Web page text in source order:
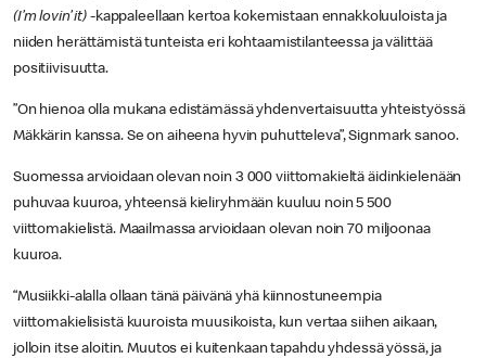
(I’m lovin’ it) -kappaleellaan kertoa kokemistaan ennakkoluuloista ja
niiden herättämistä tunteista eri kohtaamistilanteessa ja välittää
positiivisuutta.
”On hienoa olla mukana edistämässä yhdenvertaisuutta yhteistyössä
Mäkkärin kanssa. Se on aiheena hyvin puhutteleva”, Signmark sanoo.
Suomessa arvioidaan olevan noin 3 000 viittomakieltä äidinkielenään
puhuvaa kuuroa, yhteensä kieliryhmään kuuluu noin 5 500
viittomakielistä. Maailmassa arvioidaan olevan noin 70 miljoonaa
kuuroa.
“Musiikki-alalla ollaan tänä päivänä yhä kiinnostuneempia
viittomakielisistä kuuroista muusikoista, kun vertaa siihen aikaan,
jolloin itse aloitin. Muutos ei kuitenkaan tapahdu yhdessä yössä, ja